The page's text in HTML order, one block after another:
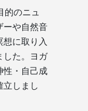
的のニュ
ーや自然音
に取り入
した。ヨガ
性・自己成
立しまし